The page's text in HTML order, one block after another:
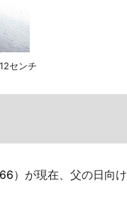
センチ
）が現在、父の日向け